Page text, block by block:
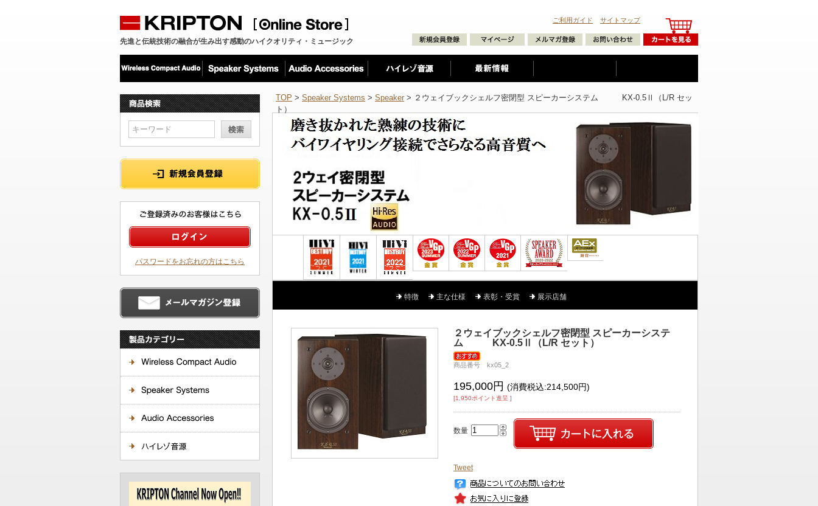
先進と伝統技術の融合が生み出す感動のハイクオリティ・ミュージック
ご利用ガイド サイトマップ
パスワードをお忘れの方はこちら
TOP > Speaker Systems > Speaker > ２ウェイブックシェルフ密閉型 スピーカーシステム KX-0.5Ⅱ（L/R セッ
ト）
特徴 主な仕様 表彰・受賞 展示店舗
２ウェイブックシェルフ密閉型 スピーカーシステ
ム KX-0.5Ⅱ（L/R セット）
商品番号 kx05_2
195,000円 (消費税込:214,500円)
[1,950ポイント進呈 ]
数量
Tweet